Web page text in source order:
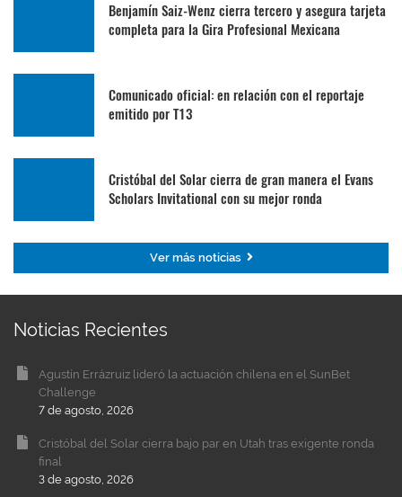
Benjamín Saiz-Wenz cierra tercero y asegura tarjeta
completa para la Gira Profesional Mexicana
Comunicado oficial: en relación con el reportaje
emitido por T13
Cristóbal del Solar cierra de gran manera el Evans
Scholars Invitational con su mejor ronda
Ver más noticias
Noticias Recientes
Agustín Errázruiz lideró la actuación chilena en el SunBet
Challenge
7 de agosto, 2026
Cristóbal del Solar cierra bajo par en Utah tras exigente ronda
final
3 de agosto, 2026